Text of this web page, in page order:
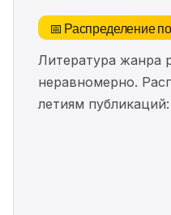
📅 Распределение
Литература жанра
неравномерно.
летиям публикаций: